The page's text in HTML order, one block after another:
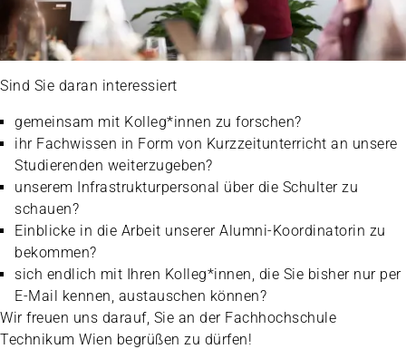
Sind Sie daran interessiert
gemeinsam mit Kolleg*innen zu forschen?
ihr Fachwissen in Form von Kurzzeitunterricht an unsere
Studierenden weiterzugeben?
unserem Infrastrukturpersonal über die Schulter zu
schauen?
Einblicke in die Arbeit unserer Alumni-Koordinatorin zu
bekommen?
sich endlich mit Ihren Kolleg*innen, die Sie bisher nur per
E-Mail kennen, austauschen können?
Wir freuen uns darauf, Sie an der Fachhochschule
Technikum Wien begrüßen zu dürfen!